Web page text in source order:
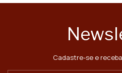
Cadastre-se e